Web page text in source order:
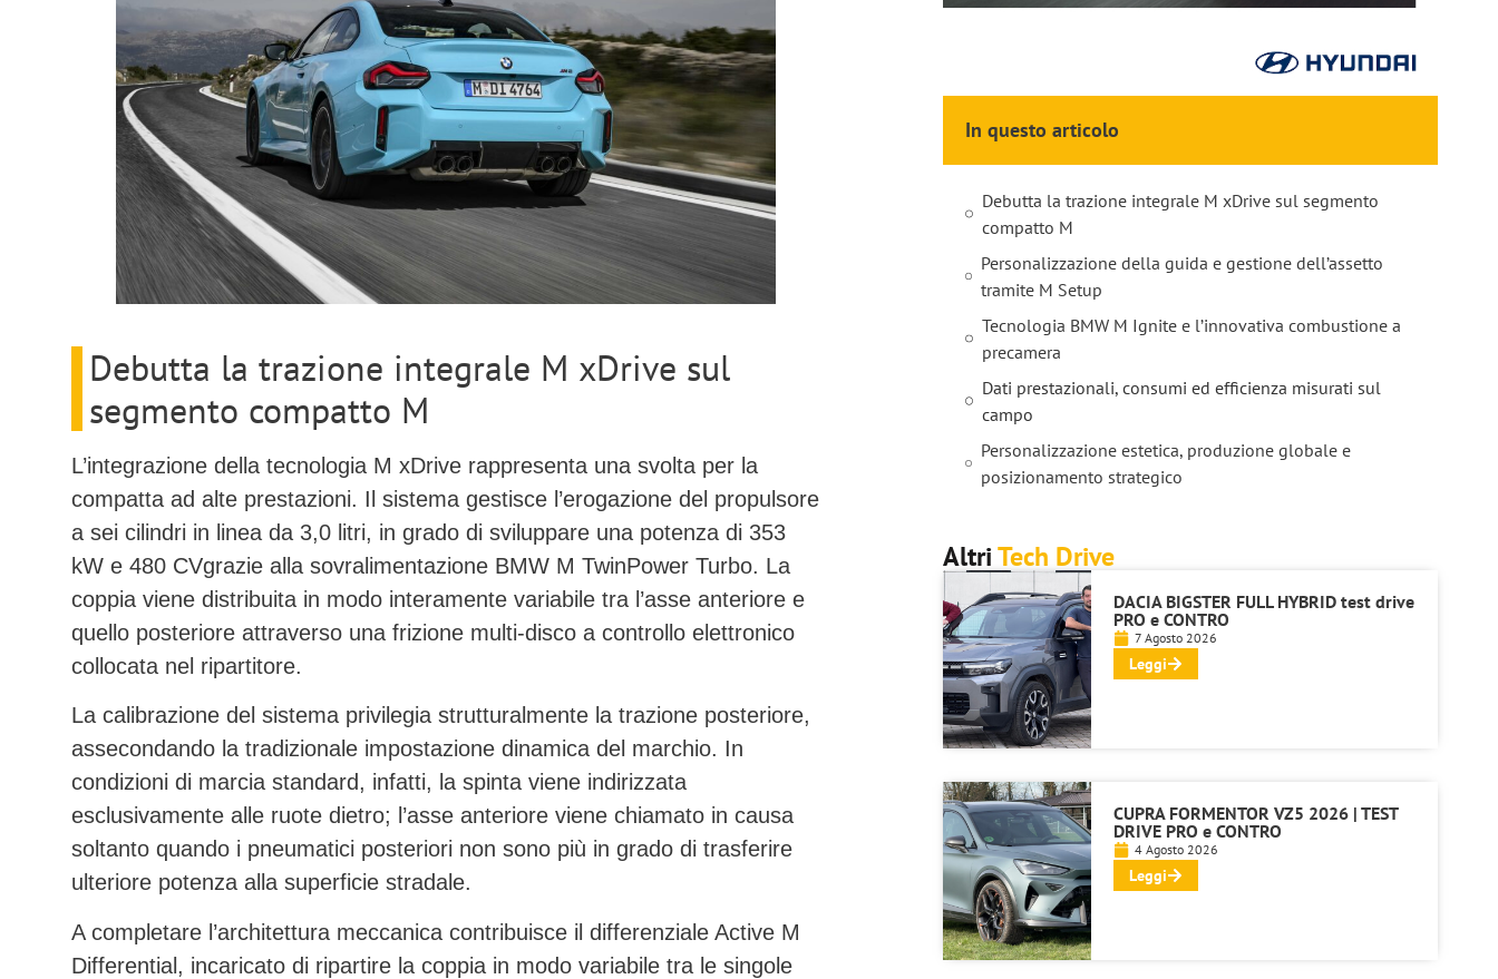
Debutta la trazione integrale M xDrive sul
segmento compatto M
L’integrazione della tecnologia M xDriverappresenta una svolta per la
compatta ad alte prestazioni. Il sistema gestisce l’erogazione del propulsore
a sei cilindri in linea da 3,0 litri, in grado di sviluppare una potenza di 353
kW e 480 CVgrazie alla sovralimentazione BMW M TwinPower Turbo. La
coppia viene distribuita in modo interamente variabile tra l’asse anteriore e
quello posteriore attraverso una frizione multi-disco a controllo elettronico
collocata nel ripartitore.
La calibrazione del sistema privilegia strutturalmente la trazione posteriore,
assecondando la tradizionale impostazione dinamica del marchio. In
condizioni di marcia standard, infatti, la spinta viene indirizzata
esclusivamente alle ruote dietro; l’asse anteriore viene chiamato in causa
soltanto quando i pneumatici posteriori non sono più in grado di trasferire
ulteriore potenza alla superficie stradale.
A completare l’architettura meccanica contribuisce il differenziale Active M
Differential, incaricato di ripartire la coppia in modo variabile tra le singole
In questo articolo
Debutta la trazione integrale M xDrive sul segmento
compatto M
Personalizzazione della guida e gestione dell’assetto
tramite M Setup
Tecnologia BMW M Ignite e l’innovativa combustione a
precamera
Dati prestazionali, consumi ed efficienza misurati sul
campo
Personalizzazione estetica, produzione globale e
posizionamento strategico
AltriTech Drive
DACIA BIGSTER FULL HYBRID test drive
PRO e CONTRO
7 Agosto 2026
Leggi
CUPRA FORMENTOR VZ5 2026 | TEST
DRIVE PRO e CONTRO
4 Agosto 2026
Leggi